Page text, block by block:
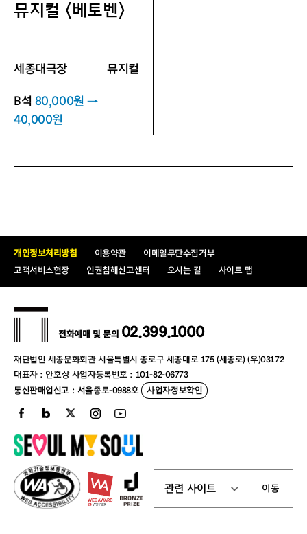
뮤지컬 〈베토벤〉
세종대극장 뮤지컬
B석80,000원→
40,000원
개인정보처리방침 이용약관
이메일무단수집거부
고객서비스헌장
인권침해신고센터 오시는 길 사이트 맵
재단법인 세종문화회관 서울특별시 종로구 세종대로 175 (세종로) (우)03172
대표자 : 안호상 사업자등록번호 : 101-82-06773
통신판매업신고 : 서울종로-0988호 사업자정보확인
전화예매 및 문의 02.399.1000
이동